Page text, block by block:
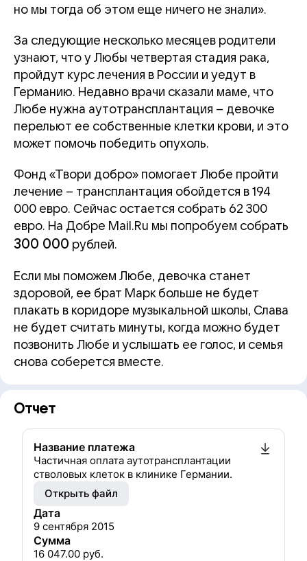
но мы тогда об этом еще ничего не знали».
За следующие несколько месяцев родители
узнают, что у Любы четвертая стадия рака,
пройдут курс лечения в России и уедут в
Германию. Недавно врачи сказали маме, что
Любе нужна аутотрансплантация – девочке
перельют ее собственные клетки крови, и это
может помочь победить опухоль.
Фонд «Твори добро» помогает Любе пройти
лечение – трансплантация обойдется в 194
000 евро. Сейчас остается собрать 62 300
евро. На Добре Mail.Ru мы попробуем собрать
300 000 рублей.
Если мы поможем Любе, девочка станет
здоровой, ее брат Марк больше не будет
плакать в коридоре музыкальной школы, Слава
не будет считать минуты, когда можно будет
позвонить Любе и услышать ее голос, и семья
снова соберется вместе.
Отчет
Название платежа
Частичная оплата аутотрансплантации
стволовых клеток в клинике Германии.
Открыть файл
Дата
9 сентября 2015
Сумма
16 047.00 руб.